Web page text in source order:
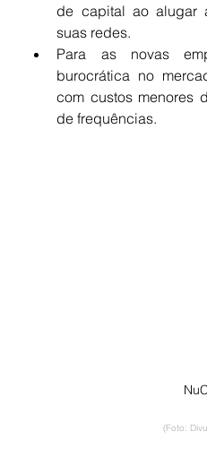
de capital ao alugar
suas redes.
Para as novas
burocrática no
com custos menores
de frequências.
(Foto: